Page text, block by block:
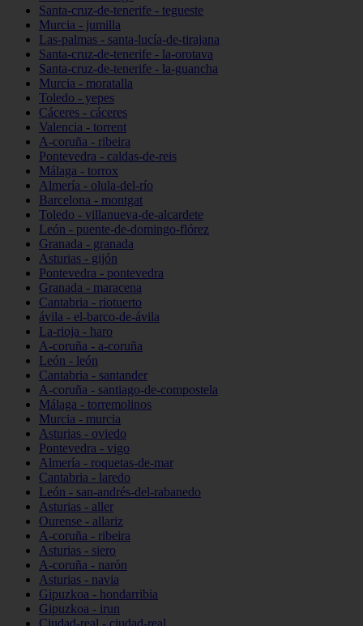
Santa-cruz-de-tenerife - tegueste
Murcia - jumilla
Las-palmas - santa-lucía-de-tirajana
Santa-cruz-de-tenerife - la-orotava
Santa-cruz-de-tenerife - la-guancha
Murcia - moratalla
Toledo - yepes
Cáceres - cáceres
Valencia - torrent
A-coruña - ribeira
Pontevedra - caldas-de-reis
Málaga - torrox
Almería - olula-del-río
Barcelona - montgat
Toledo - villanueva-de-alcardete
León - puente-de-domingo-flórez
Granada - granada
Asturias - gijón
Pontevedra - pontevedra
Granada - maracena
Cantabria - riotuerto
ávila - el-barco-de-ávila
La-rioja - haro
A-coruña - a-coruña
León - león
Cantabria - santander
A-coruña - santiago-de-compostela
Málaga - torremolinos
Murcia - murcia
Asturias - oviedo
Pontevedra - vigo
Almería - roquetas-de-mar
Cantabria - laredo
León - san-andrés-del-rabanedo
Asturias - aller
Ourense - allariz
A-coruña - ribeira
Asturias - siero
A-coruña - narón
Asturias - navia
Gipuzkoa - hondarribia
Gipuzkoa - irun
Ciudad-real - ciudad-real